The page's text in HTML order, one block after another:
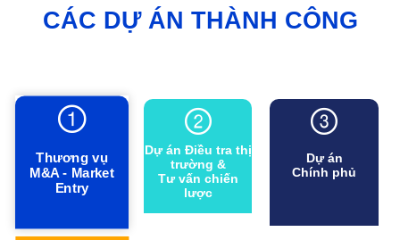
CÁC DỰ ÁN THÀNH CÔNG
Thương vụ
M&A - Market
Entry
Dự án Điều tra thị
trường &
Tư vấn chiến
lược
Dự án
Chính phủ